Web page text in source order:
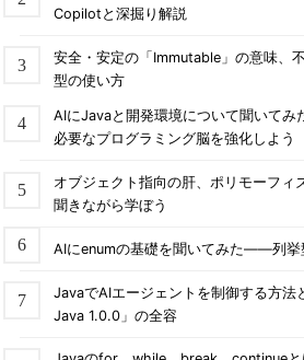
Copilotと深掘り解説
安全・安定の「Immutable」の意味、
型の使い方
AIにJavaと開発環境について聞いて
必要なプログラミング脳を強化しよう
オブジェクト指向の肝、ポリモーフィ
聞きながら学ぼう
AIにenumの基礎を聞いてみた――列挙
JavaでAIエージェントを制御する方
Java 1.0.0」の全容